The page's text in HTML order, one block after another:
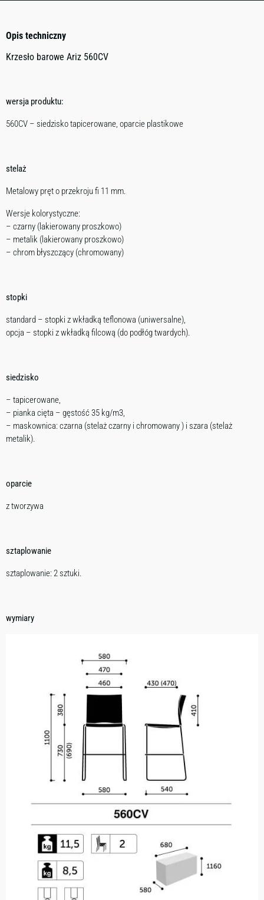
Opis techniczny
Krzesło barowe Ariz 560CV
wersja produktu:
560CV – siedzisko tapicerowane, oparcie plastikowe
stelaż
Metalowy pręt o przekroju fi 11 mm.
Wersje kolorystyczne:
– czarny (lakierowany proszkowo)
– metalik (lakierowany proszkowo)
– chrom błyszczący (chromowany)
stopki
standard – stopki z wkładką teflonowa (uniwersalne),
opcja – stopki z wkładką filcową (do podłóg twardych).
siedzisko
– tapicerowane,
– pianka cięta – gęstość 35 kg/m3,
– maskownica: czarna (stelaż czarny i chromowany ) i szara (stelaż
metalik).
oparcie
z tworzywa
sztaplowanie
sztaplowanie: 2 sztuki.
wymiary